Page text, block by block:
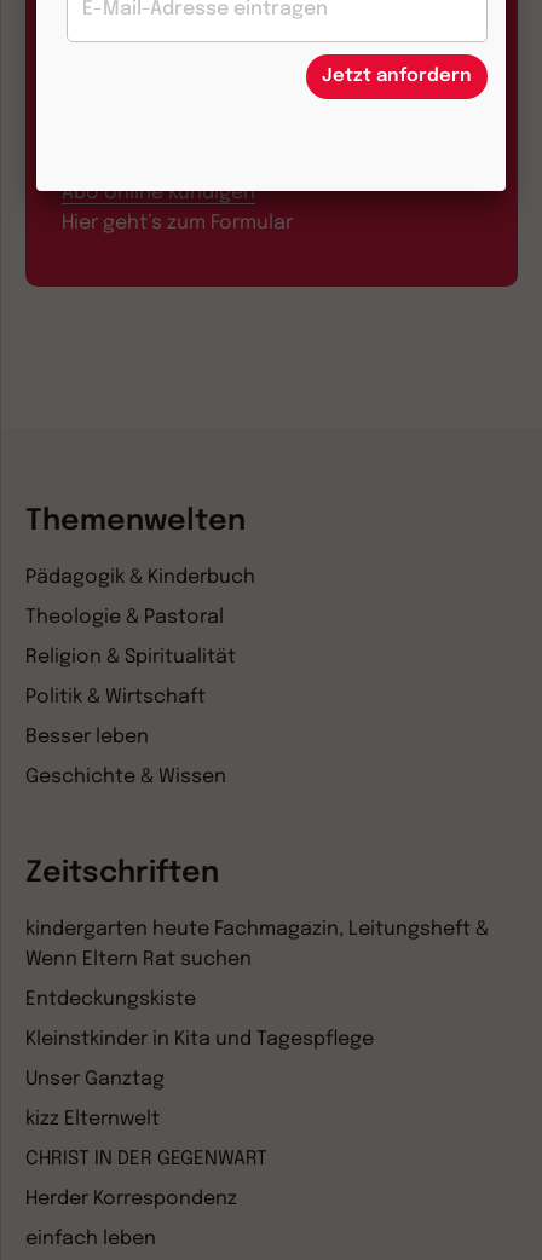
Abo online kündigen
Hier geht’s zum Formular
Themenwelten
Pädagogik & Kinderbuch
Theologie & Pastoral
Religion & Spiritualität
Politik & Wirtschaft
Besser leben
Geschichte & Wissen
Zeitschriften
kindergarten heute Fachmagazin, Leitungsheft &
Wenn Eltern Rat suchen
Entdeckungskiste
Kleinstkinder in Kita und Tagespflege
Unser Ganztag
kizz Elternwelt
CHRIST IN DER GEGENWART
Herder Korrespondenz
einfach leben
Jetzt anfordern